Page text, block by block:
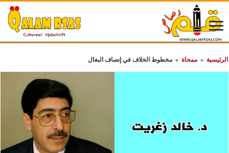
الرئيسية » ممحاة » مخطوط الخلاف في إنصاف البغال